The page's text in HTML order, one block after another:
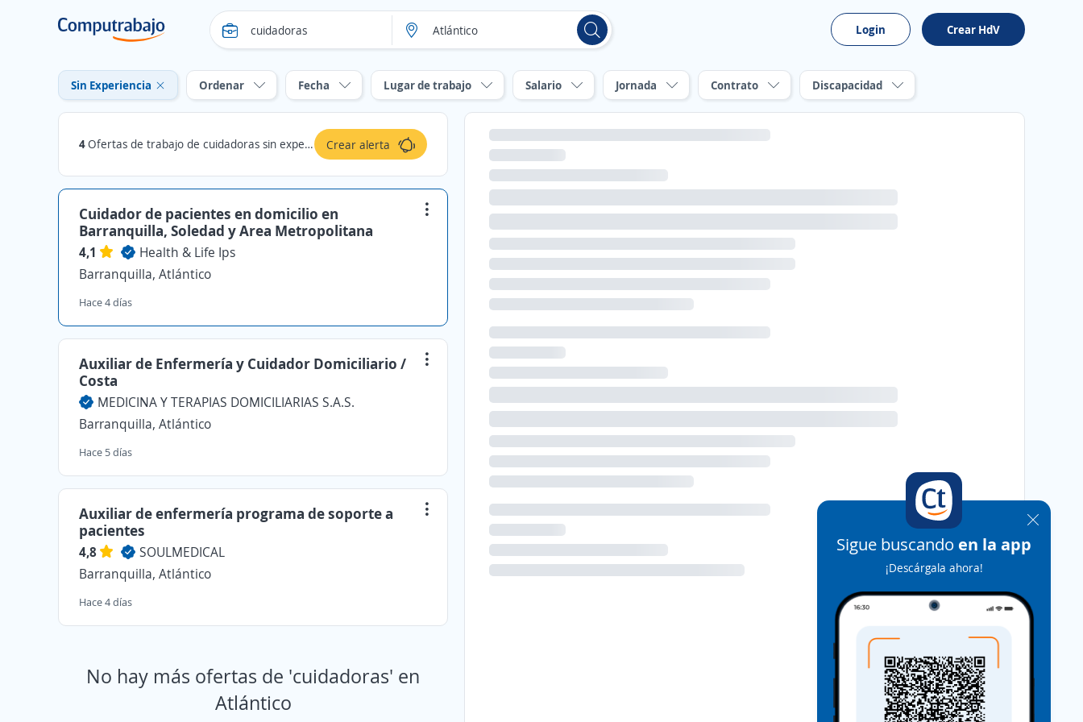
Login Crear HdV
Sin Experiencia Ordenar Fecha Lugar de trabajo Salario Jornada Contrato Discapacidad
4Ofertas de trabajo de cuidadoras sin experiencia en Atlántico Crear alerta
Cuidador de pacientes en domicilio en
Barranquilla, Soledad y Area Metropolitana
4,1
Health & Life Ips
Barranquilla, Atlántico
Hace 4 días
Auxiliar de Enfermería y Cuidador Domiciliario /
Costa
MEDICINA Y TERAPIAS DOMICILIARIAS S.A.S.
Barranquilla, Atlántico
Hace 5 días
Auxiliar de enfermería programa de soporte a
pacientes
4,8
SOULMEDICAL
Barranquilla, Atlántico
Hace 4 días
No hay más ofertas de 'cuidadoras' en
Atlántico
Sigue buscando en la app
¡Descárgala ahora!